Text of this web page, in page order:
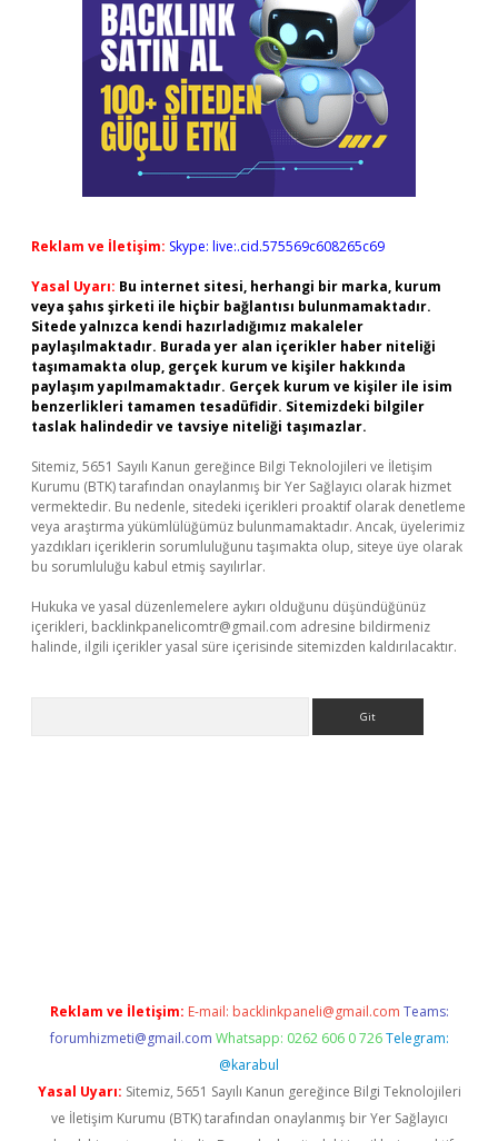
Reklam ve İletişim: Skype: live:.cid.575569c608265c69
Yasal Uyarı: Bu internet sitesi, herhangi bir marka, kurum
veya şahıs şirketi ile hiçbir bağlantısı bulunmamaktadır.
Sitede yalnızca kendi hazırladığımız makaleler
paylaşılmaktadır. Burada yer alan içerikler haber niteliği
taşımamakta olup, gerçek kurum ve kişiler hakkında
paylaşım yapılmamaktadır. Gerçek kurum ve kişiler ile isim
benzerlikleri tamamen tesadüfidir. Sitemizdeki bilgiler
taslak halindedir ve tavsiye niteliği taşımazlar.
Sitemiz, 5651 Sayılı Kanun gereğince Bilgi Teknolojileri ve İletişim
Kurumu (BTK) tarafından onaylanmış bir Yer Sağlayıcı olarak hizmet
vermektedir. Bu nedenle, sitedeki içerikleri proaktif olarak denetleme
veya araştırma yükümlülüğümüz bulunmamaktadır. Ancak, üyelerimiz
yazdıkları içeriklerin sorumluluğunu taşımakta olup, siteye üye olarak
bu sorumluluğu kabul etmiş sayılırlar.
Hukuka ve yasal düzenlemelere aykırı olduğunu düşündüğünüz
içerikleri, backlinkpanelicomtr@gmail.com adresine bildirmeniz
halinde, ilgili içerikler yasal süre içerisinde sitemizden kaldırılacaktır.
Reklam ve İletişim: E-mail: backlinkpaneli@gmail.com Teams:
forumhizmeti@gmail.com Whatsapp: 0262 606 0 726 Telegram:
@karabul
Yasal Uyarı: Sitemiz, 5651 Sayılı Kanun gereğince Bilgi Teknolojileri
ve İletişim Kurumu (BTK) tarafından onaylanmış bir Yer Sağlayıcı